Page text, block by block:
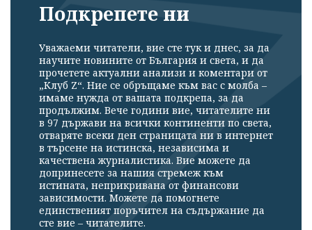
Подкрепете ни
Уважаеми читатели, вие сте тук и днес, за да
научите новините от България и света, и да
прочетете актуални анализи и коментари от
„Клуб Z“. Ние се обръщаме към вас с молба –
имаме нужда от вашата подкрепа, за да
продължим. Вече години вие, читателите ни
в 97 държави на всички континенти по света,
отваряте всеки ден страницата ни в интернет
в търсене на истинска, независима и
качествена журналистика. Вие можете да
допринесете за нашия стремеж към
истината, неприкривана от финансови
зависимости. Можете да помогнете
единственият поръчител на съдържание да
сте вие – читателите.